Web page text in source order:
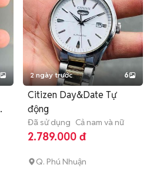
2 ngày trước 6
Citizen Day&Date Tự
động
Đã sử dụng Cả nam và nữ
2.789.000 đ
Q. Phú Nhuận